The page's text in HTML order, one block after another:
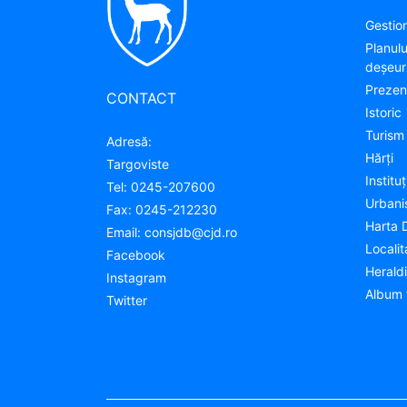
CONTACT
Adresă:
Targoviste
Tel: 0245-207600
Fax: 0245-212230
Email: consjdb@cjd.ro
Facebook
Instagram
Twitter
Istoric
Turism
Hărţi
Harta
Album